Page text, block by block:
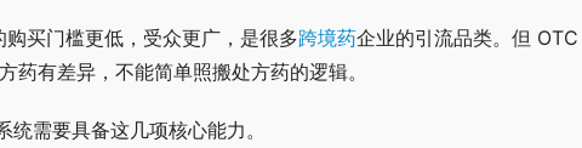
购买门槛更低，受众更广，是很多跨境药企业的引流品类。但
药有差异，不能简单照搬处方药的逻辑。
需要具备这几项核心能力。